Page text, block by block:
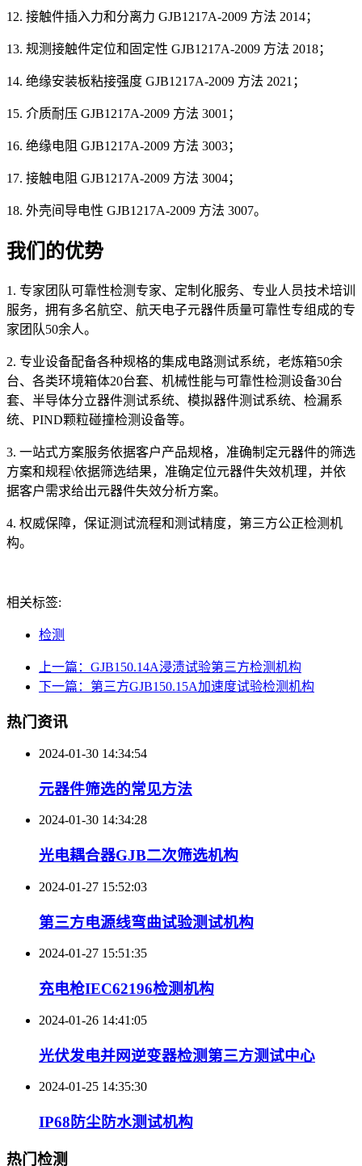
12. 接触件插入力和分离力 GJB1217A-2009 方法 2014；
13. 规测接触件定位和固定性 GJB1217A-2009 方法 2018；
14. 绝缘安装板粘接强度 GJB1217A-2009 方法 2021；
15. 介质耐压 GJB1217A-2009 方法 3001；
16. 绝缘电阻 GJB1217A-2009 方法 3003；
17. 接触电阻 GJB1217A-2009 方法 3004；
18. 外壳间导电性 GJB1217A-2009 方法 3007。
我们的优势
1. 专家团队可靠性检测专家、定制化服务、专业人员技术培训
服务，拥有多名航空、航天电子元器件质量可靠性专组成的专
家团队50余人。
2. 专业设备配备各种规格的集成电路测试系统，老炼箱50余
台、各类环境箱体20台套、机械性能与可靠性检测设备30台
套、半导体分立器件测试系统、模拟器件测试系统、检漏系
统、PIND颗粒碰撞检测设备等。
3. 一站式方案服务依据客户产品规格，准确制定元器件的筛选
方案和规程\依据筛选结果，准确定位元器件失效机理，并依
据客户需求给出元器件失效分析方案。
4. 权威保障，保证测试流程和测试精度，第三方公正检测机
构。
相关标签:
检测
上一篇：GJB150.14A浸渍试验第三方检测机构
下一篇：第三方GJB150.15A加速度试验检测机构
热门资讯
2024-01-30 14:34:54
元器件筛选的常见方法
2024-01-30 14:34:28
光电耦合器GJB二次筛选机构
2024-01-27 15:52:03
第三方电源线弯曲试验测试机构
2024-01-27 15:51:35
充电枪IEC62196检测机构
2024-01-26 14:41:05
光伏发电并网逆变器检测第三方测试中心
2024-01-25 14:35:30
IP68防尘防水测试机构
热门检测